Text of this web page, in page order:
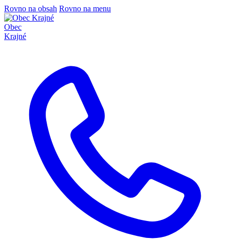
Rovno na obsah Rovno na menu
Obec
Krajné